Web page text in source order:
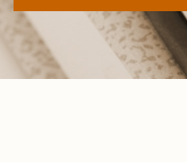
債務整理 札幌市 司法書
自己破産 室蘭市 司法書
遺産分割協議 札幌 司法